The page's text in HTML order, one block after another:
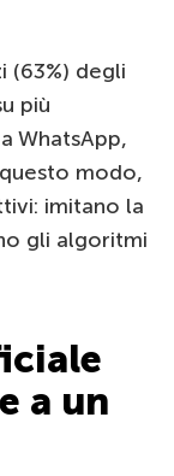
(63%) degli
più
WhatsApp,
modo,
imitano la
gli algoritmi
a un